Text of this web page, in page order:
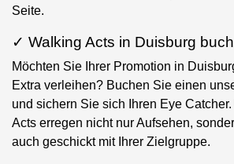
Seite.
✓ Walking Acts in Duisburg
Möchten Sie Ihrer Promotion in
Extra verleihen? Buchen Sie einen
und sichern Sie sich Ihren Eye
Acts erregen nicht nur Aufsehen,
auch geschickt mit Ihrer Zielgruppe.